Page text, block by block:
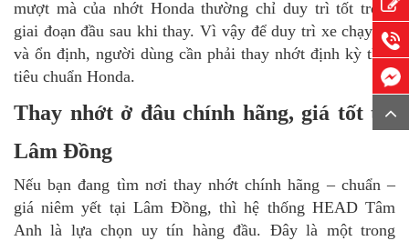
mượt mà của nhớt Honda thường chỉ duy trì tốt trong
giai đoạn đầu sau khi thay. Vì vậy để duy trì xe chạy tốt
và ổn định, người dùng cần phải thay nhớt định kỳ theo
tiêu chuẩn Honda.
Thay nhớt ở đâu chính hãng, giá tốt tại
Lâm Đồng
Nếu bạn đang tìm nơi thay nhớt chính hãng – chuẩn –
giá niêm yết tại Lâm Đồng, thì hệ thống HEAD Tâm
Anh là lựa chọn uy tín hàng đầu. Đây là một trong